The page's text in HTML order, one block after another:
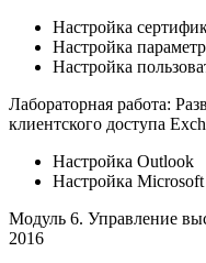
Настройка
Настройка
Настройка
Лабораторная работа:
клиентского доступа
Настройка Outlook
Настройка
Модуль 6. Управление
2016